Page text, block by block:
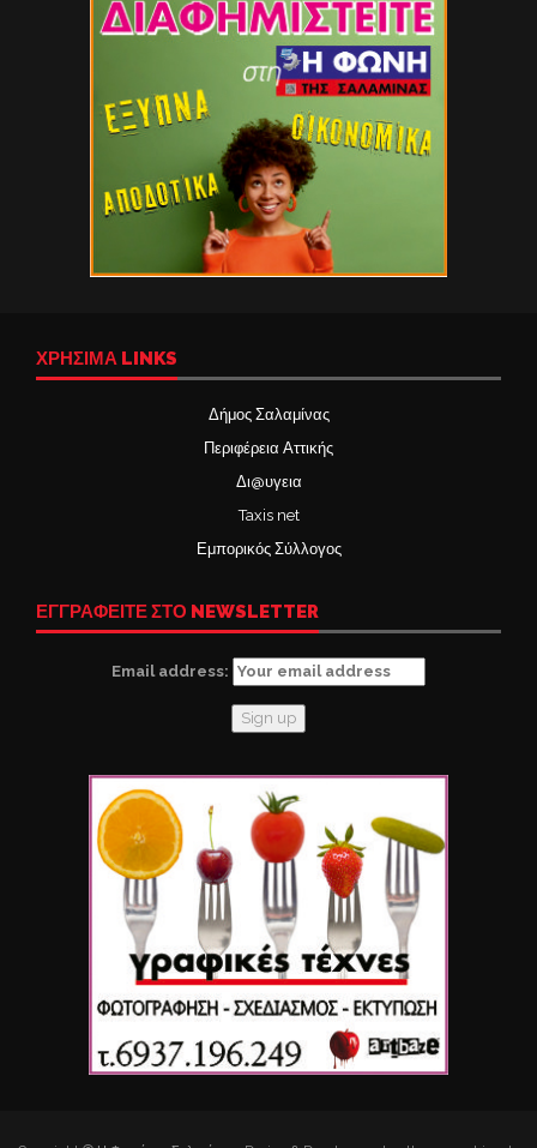
ΧΡΉΣΙΜΑ LINKS
Δήμος Σαλαμίνας
Περιφέρεια Αττικής
Δι@υγεια
Taxis net
Εμπορικός Σύλλογος
ΕΓΓΡΑΦΕΙΤΕ ΣΤΟ NEWSLETTER
Email address: